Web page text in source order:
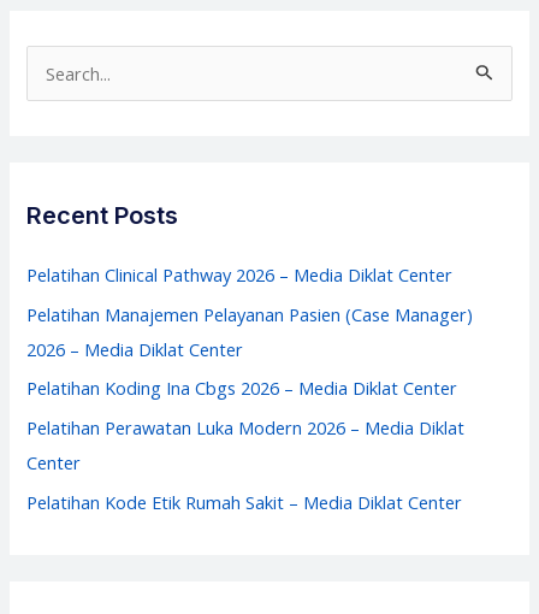
2026
Center
e
f
o
r
Recent Posts
Pelatihan Clinical Pathway 2026 – Media Diklat Center
Pelatihan Manajemen Pelayanan Pasien (Case Manager)
2026 – Media Diklat Center
Pelatihan Koding Ina Cbgs 2026 – Media Diklat Center
Pelatihan Perawatan Luka Modern 2026 – Media Diklat
Center
Pelatihan Kode Etik Rumah Sakit – Media Diklat Center